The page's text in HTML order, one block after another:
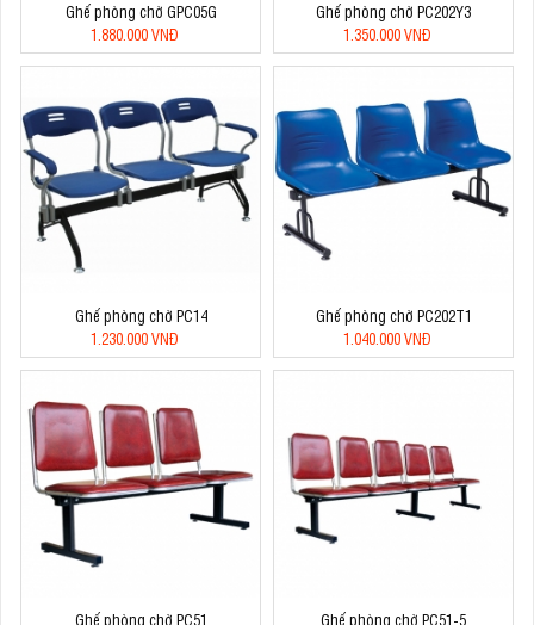
Ghế phòng chờ GPC05G
1.880.000 VNĐ
Ghế phòng chờ PC202Y3
1.350.000 VNĐ
Ghế phòng chờ PC14
1.230.000 VNĐ
Ghế phòng chờ PC202T1
1.040.000 VNĐ
Ghế phòng chờ PC51 Ghế phòng chờ PC51-5